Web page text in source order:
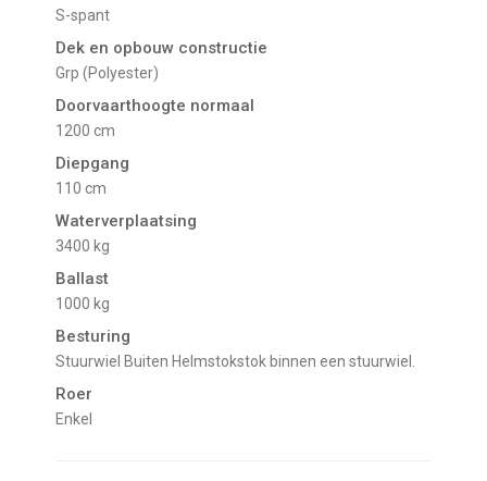
S-spant
Dek en opbouw constructie
Grp (Polyester)
Doorvaarthoogte normaal
1200 cm
Diepgang
110 cm
Waterverplaatsing
3400 kg
Ballast
1000 kg
Besturing
Stuurwiel Buiten Helmstokstok binnen een stuurwiel.
Roer
Enkel